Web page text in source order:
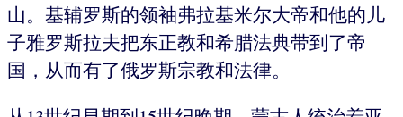
山。基辅罗斯的领袖弗拉基米尔大帝和他的儿
子雅罗斯拉夫把东正教和希腊法典带到了帝
国，从而有了俄罗斯宗教和法律。